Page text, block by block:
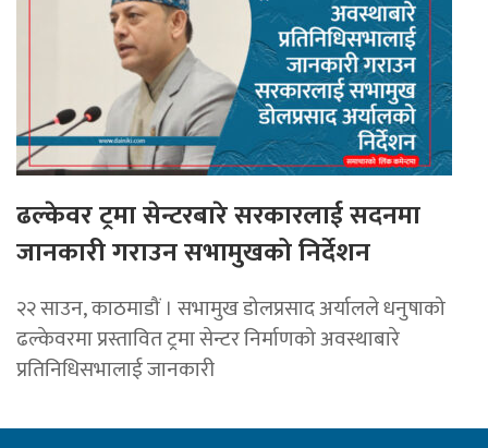
ढल्केवर ट्रमा सेन्टरबारे सरकारलाई सदनमा
जानकारी गराउन सभामुखको निर्देशन
२२ साउन, काठमाडौं । सभामुख डोलप्रसाद अर्यालले धनुषाको
ढल्केवरमा प्रस्तावित ट्रमा सेन्टर निर्माणको अवस्थाबारे
प्रतिनिधिसभालाई जानकारी